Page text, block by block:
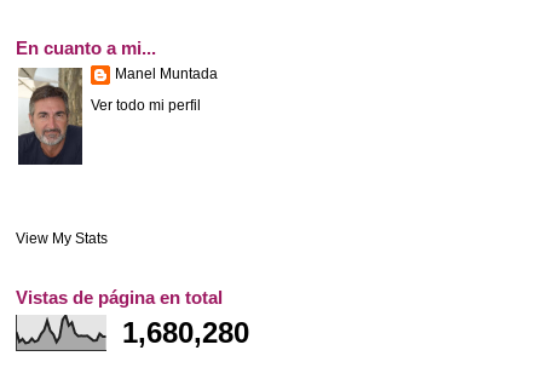
En cuanto a mi...
Manel Muntada
Ver todo mi perfil
View My Stats
Vistas de página en total
1,680,280